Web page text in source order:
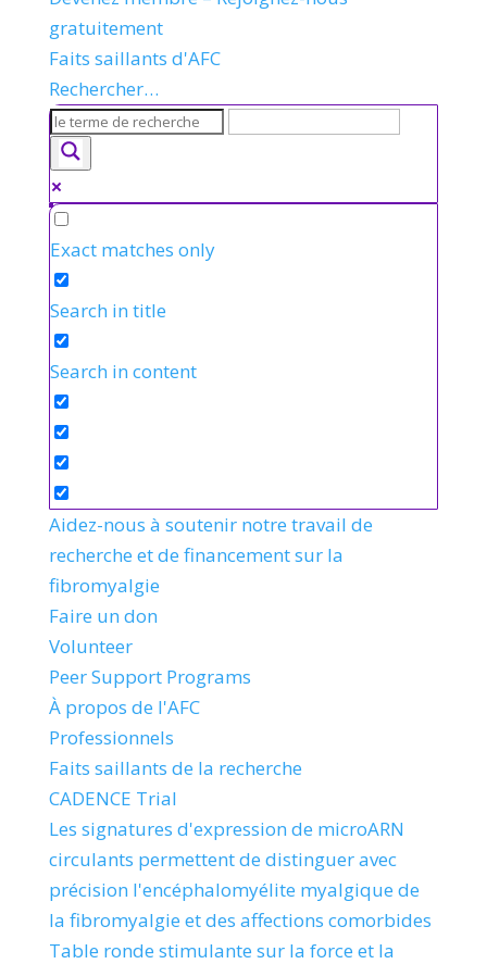
gratuitement
Faits saillants d'AFC
Rechercher…
Exact matches only
Search in title
Search in content
Aidez-nous à soutenir notre travail de
recherche et de financement sur la
fibromyalgie
Faire un don
Volunteer
Peer Support Programs
À propos de l'AFC
Professionnels
Faits saillants de la recherche
CADENCE Trial
Les signatures d'expression de microARN
circulants permettent de distinguer avec
précision l'encéphalomyélite myalgique de
la fibromyalgie et des affections comorbides
Table ronde stimulante sur la force et la